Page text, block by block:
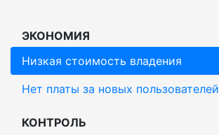
ЭКОНОМИЯ
Низкая стоимость владения
Нет платы за новых пользователей
КОНТРОЛЬ